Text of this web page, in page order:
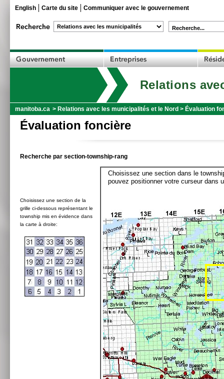
English Carte du site Communiquer avec le gouvernement
Recherche...
Relations
manitoba.ca > Relations avec les municipalités et le Nord > Évaluation
Évaluation foncière
Recherche par section-township-rang
Choisissez une section de la
grille ci-dessous représentant le
township mis en évidence dans
la carte à droite:
Choisissez une section dans le
pouvez positionner votre curseur dans